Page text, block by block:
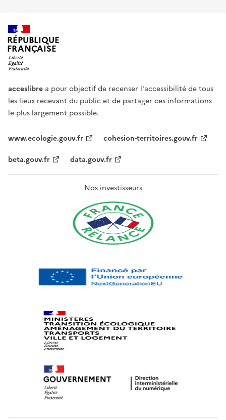
RÉPUBLIQUE
FRANÇAISE
acceslibre a pour objectif de recenser l'accessibilité de tous
les lieux recevant du public et de partager ces informations
le plus largement possible.
www.ecologie.gouv.fr
cohesion-territoires.gouv.fr
beta.gouv.fr
data.gouv.fr
Nos investisseurs